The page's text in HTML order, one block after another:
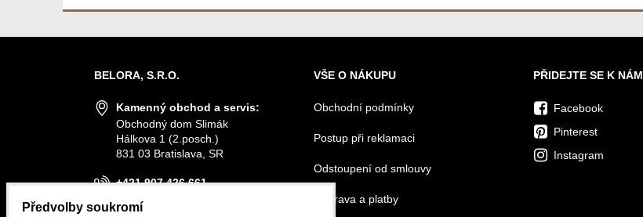
BELORA, S.R.O.
Kamenný obchod a servis:
Obchodný dom Slimák
Hálkova 1 (2.posch.)
831 03 Bratislava, SR
+421 907 426 661
info@belora.sk
VŠE O NÁKUPU
Obchodní podmínky
Postup při reklamaci
Odstoupení od smlouvy
Doprava a platby
PŘIDEJTE SE K NÁM
Facebook
Pinterest
Instagram
Předvolby soukromí